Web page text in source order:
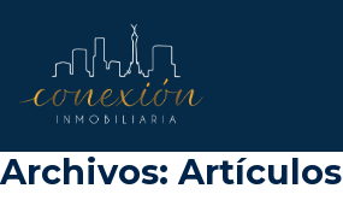
Archivos: Artículos